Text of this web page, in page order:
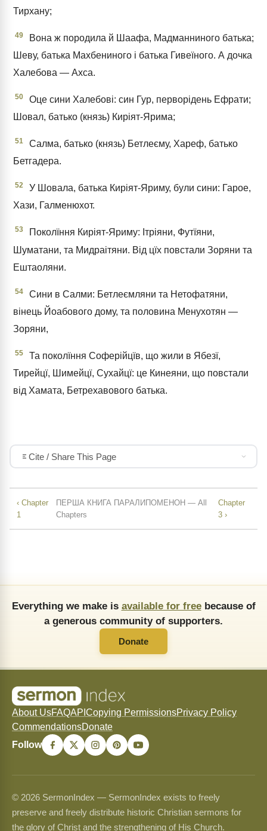
Тирхану;
49
Вона ж породила й Шаафа, Мадманниного батька;
Шеву, батька Махбениного і батька Гивеїного. А дочка
Халебова — Ахса.
50
Оце сини Халебові: син Гур, перворідень Ефрати;
Шовал, батько (князь) Киріят-Ярима;
51
Салма, батько (князь) Бетлеєму, Хареф, батько
Бетгадера.
52
У Шовала, батька Киріят-Яриму, були сини: Гарое,
Хази, Галменюхот.
53
Поколїння Киріят-Яриму: Ітріяни, Футїяни,
Шуматани, та Мидраітяни. Від цїх повстали Зоряни та
Ештаоляни.
54
Сини в Салми: Бетлеємляни та Нетофатяни,
вінець Йоабового дому, та половина Менухотян —
Зоряни,
55
Та поколїння Соферійцїв, що жили в Ябезї,
Тирейцї, Шимейцї, Сухайцї: це Кинеяни, що повстали
від Хамата, Бетрехавового батька.
Cite / Share This Page
‹ Chapter
1
ПЕРША КНИГА ПАРАЛИПОМЕНОН — All
Chapters
Chapter
3 ›
Everything we make is available for freebecause of
a generous community of supporters.
Donate
About UsFAQAPI Copying PermissionsPrivacy Policy
CommendationsDonate
Follow
© 2026 SermonIndex — SermonIndex exists to freely
preserve and freely distribute historic Christian sermons for
the glory of Christ and the strengthening of His Church.